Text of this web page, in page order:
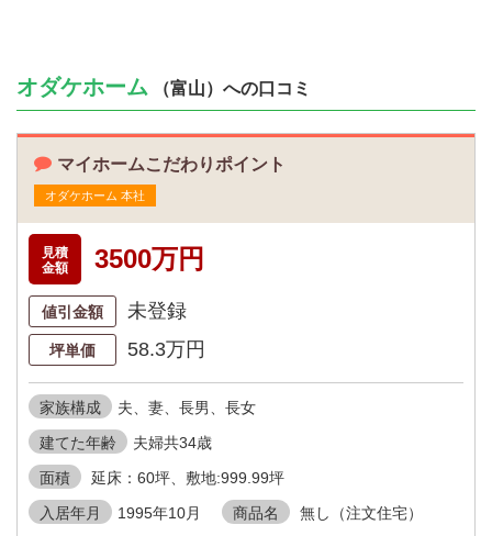
オダケホーム （富山）への口コミ
マイホームこだわりポイント
オダケホーム 本社
見積
金額
3500万円
値引金額 未登録
坪単価 58.3万円
家族構成
夫、妻、長男、長女
建てた年齢
夫婦共34歳
面積
延床：60坪、敷地:999.99坪
入居年月
1995年10月 商品名 無し（注文住宅）